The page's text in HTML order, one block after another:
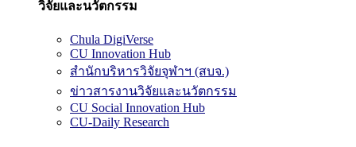
วิจัยและนวัตกรรม
Chula DigiVerse
CU Innovation Hub
สำนักบริหารวิจัยจุฬาฯ (สบจ.)
ข่าวสารงานวิจัยและนวัตกรรม
CU Social Innovation Hub
CU-Daily Research